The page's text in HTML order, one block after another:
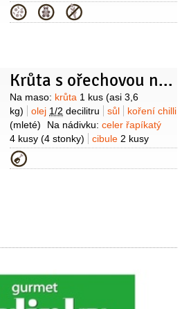
1 lžička
paprika sladká
(mletá)
sýr30 gramů (na zapečení)
Kategorie
Krůta s ořechovou nádivkou
Suroviny
Na maso: krůta 1 kus (asi 3,6
kg)
olej 1/2 decilitru sůl
koření chilli
(mleté)
Na nádivku: celer řapíkatý
4 kusy (4 stonky) cibule 2 kusy
(velké)
vlašské100 gramů
pekáče)
voda(horká, nebo drůbeží
Kategorie